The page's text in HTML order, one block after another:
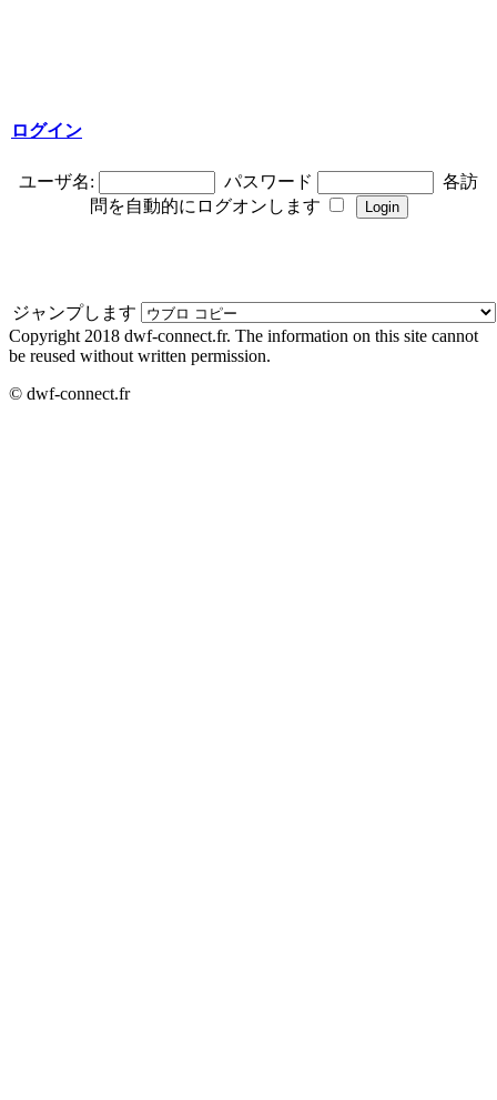
ログイン
ユーザ名: パスワード
各訪
問を自動的にログオンします
ジャンプします
Copyright 2018 dwf-connect.fr. The information on this site cannot
be reused without written permission.
© dwf-connect.fr